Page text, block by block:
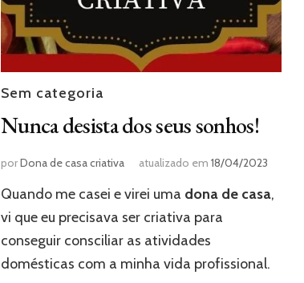
Sem categoria
Nunca desista dos seus sonhos!
porDona de casa criativa atualizado em 18/04/2023
Quando me casei e virei uma dona de casa,
vi que eu precisava ser criativa para
conseguir consciliar as atividades
domésticas com a minha vida profissional.